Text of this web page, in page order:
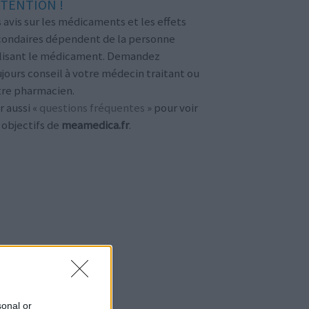
or
!
avis sur les médicaments et les effets
dépendent de la personne
le médicament. Demandez
conseil à votre médecin traitant ou
pharmacien.
aussi « questions fréquentes » pour voir
objectifs de meamedica.fr.